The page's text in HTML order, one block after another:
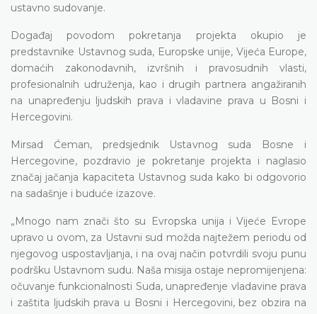
ustavno sudovanje.
Događaj povodom pokretanja projekta okupio je
predstavnike Ustavnog suda, Europske unije, Vijeća Europe,
domaćih zakonodavnih, izvršnih i pravosudnih vlasti,
profesionalnih udruženja, kao i drugih partnera angažiranih
na unapređenju ljudskih prava i vladavine prava u Bosni i
Hercegovini.
Mirsad Ćeman, predsjednik Ustavnog suda Bosne i
Hercegovine, pozdravio je pokretanje projekta i naglasio
značaj jačanja kapaciteta Ustavnog suda kako bi odgovorio
na sadašnje i buduće izazove.
„Mnogo nam znači što su Evropska unija i Vijeće Evrope
upravo u ovom, za Ustavni sud možda najtežem periodu od
njegovog uspostavljanja, i na ovaj način potvrdili svoju punu
podršku Ustavnom sudu. Naša misija ostaje nepromijenjena:
očuvanje funkcionalnosti Suda, unapređenje vladavine prava
i zaštita ljudskih prava u Bosni i Hercegovini, bez obzira na